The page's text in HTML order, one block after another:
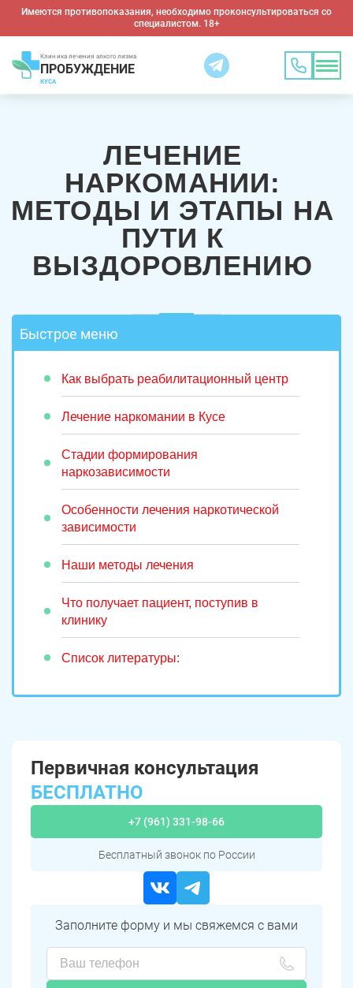
Имеются противопоказания, необходимо проконсультироваться со
специалистом. 18+
Клиника лечения алкоголизма
ПРОБУЖДЕНИЕ
КУСА
ЛЕЧЕНИЕ
НАРКОМАНИИ:
МЕТОДЫ И ЭТАПЫ НА
ПУТИ К
ВЫЗДОРОВЛЕНИЮ
Быстрое меню
Как выбрать реабилитационный центр
Лечение наркомании в Кусе
Стадии формирования
наркозависимости
Особенности лечения наркотической
зависимости
Наши методы лечения
Что получает пациент, поступив в
клинику
Список литературы:
Первичная консультация
БЕСПЛАТНО
+7 (961) 331-98-66
Бесплатный звонок по России
Заполните форму и мы свяжемся с вами